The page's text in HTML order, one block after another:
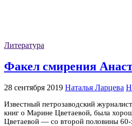
Литература
Факел смирения
28 сентября 2019 Наталья Ларцева
Известный петрозаводский
книг о Марине Цветаевой, была
Цветаевой — со второй половины